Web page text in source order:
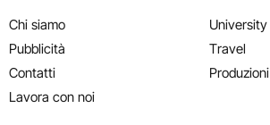
Chi siamo
Pubblicità
Contatti
Lavora con noi
University
Travel
Produzioni